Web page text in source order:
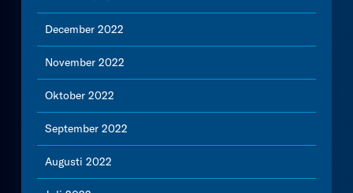
December 2022
November 2022
Oktober 2022
September 2022
Augusti 2022